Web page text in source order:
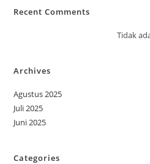
Recent Comments
Tidak
Archives
Agustus 2025
Juli 2025
Juni 2025
Categories